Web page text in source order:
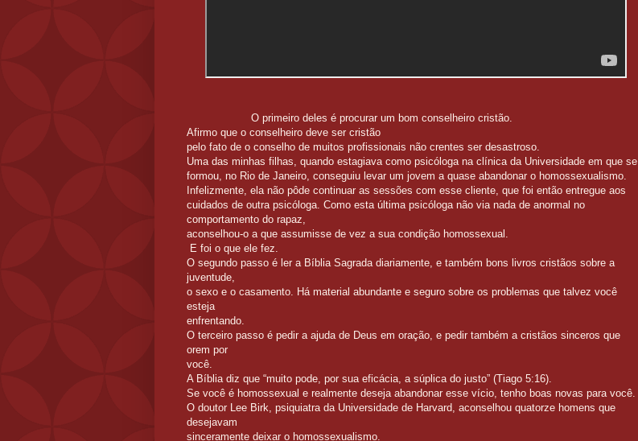
O primeiro deles é procurar um bom conselheiro cristão.
Afirmo que o conselheiro deve ser cristão
pelo fato de o conselho de muitos profissionais não crentes ser desastroso.
Uma das minhas filhas, quando estagiava como psicóloga na clínica da Universidade em que se
formou, no Rio de Janeiro, conseguiu levar um jovem a quase abandonar o homossexualismo.
Infelizmente, ela não pôde continuar as sessões com esse cliente, que foi então entregue aos
cuidados de outra psicóloga. Como esta última psicóloga não via nada de anormal no
comportamento do rapaz,
aconselhou-o a que assumisse de vez a sua condição homossexual.
E foi o que ele fez.
O segundo passo é ler a Bíblia Sagrada diariamente, e também bons livros cristãos sobre a
juventude,
o sexo e o casamento. Há material abundante e seguro sobre os problemas que talvez você
esteja
enfrentando.
O terceiro passo é pedir a ajuda de Deus em oração, e pedir também a cristãos sinceros que
orem por
você.
A Bíblia diz que “muito pode, por sua eficácia, a súplica do justo” (Tiago 5:16).
Se você é homossexual e realmente deseja abandonar esse vício, tenho boas novas para você.
O doutor Lee Birk, psiquiatra da Universidade de Harvard, aconselhou quatorze homens que
desejavam
sinceramente deixar o homossexualismo.